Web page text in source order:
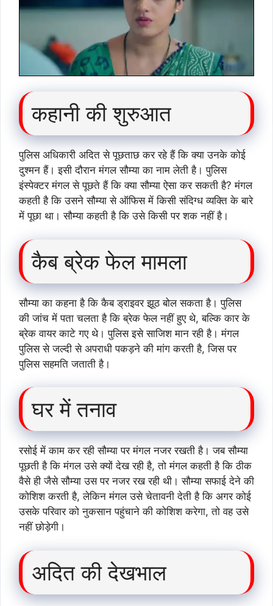
कहानी की शुरुआत
पुलिस अधिकारी अदित से पूछताछ कर रहे हैं कि क्या उनके कोई
दुश्मन हैं। इसी दौरान मंगल सौम्या का नाम लेती है। पुलिस
इंस्पेक्टर मंगल से पूछते हैं कि क्या सौम्या ऐसा कर सकती है? मंगल
कहती है कि उसने सौम्या से ऑफिस में किसी संदिग्ध व्यक्ति के बारे
में पूछा था। सौम्या कहती है कि उसे किसी पर शक नहीं है।
कैब ब्रेक फेल मामला
सौम्या का कहना है कि कैब ड्राइवर झूठ बोल सकता है। पुलिस
की जांच में पता चलता है कि ब्रेक फेल नहीं हुए थे, बल्कि कार के
ब्रेक वायर काटे गए थे। पुलिस इसे साजिश मान रही है। मंगल
पुलिस से जल्दी से अपराधी पकड़ने की मांग करती है, जिस पर
पुलिस सहमति जताती है।
घर में तनाव
रसोई में काम कर रही सौम्या पर मंगल नजर रखती है। जब सौम्या
पूछती है कि मंगल उसे क्यों देख रही है, तो मंगल कहती है कि ठीक
वैसे ही जैसे सौम्या उस पर नजर रख रही थी। सौम्या सफाई देने की
कोशिश करती है, लेकिन मंगल उसे चेतावनी देती है कि अगर कोई
उसके परिवार को नुकसान पहुंचाने की कोशिश करेगा, तो वह उसे
नहीं छोड़ेगी।
अदित की देखभाल